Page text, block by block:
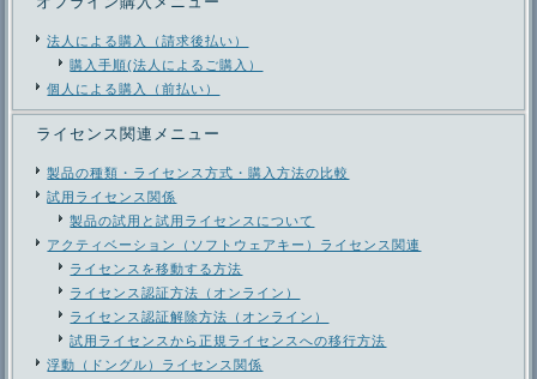
法人による購入（請求後払い）
購入手順(法人によるご購入）
個人による購入（前払い）
ライセンス関連メニュー
製品の種類・ライセンス方式・購入方法の比較
試用ライセンス関係
製品の試用と試用ライセンスについて
アクティベーション（ソフトウェアキー）ライセンス関連
ライセンスを移動する方法
ライセンス認証方法（オンライン）
ライセンス認証解除方法（オンライン）
試用ライセンスから正規ライセンスへの移行方法
浮動（ドングル）ライセンス関係